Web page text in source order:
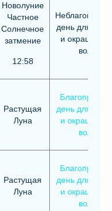
Новолуние
Частное
Солнечное
затмение
12:58
день для
и
волос
Растущая
Луна
день для
и
волос
Растущая
Луна
день для
и
волос